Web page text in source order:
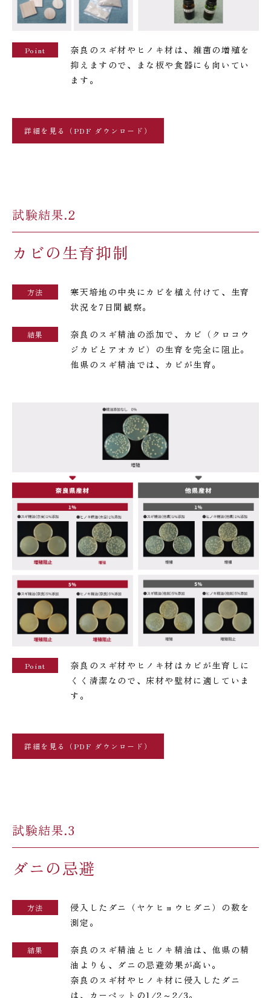
Point
奈良のスギ材やヒノキ材は、雑菌の増殖を
抑えますので、まな板や食器にも向いてい
ます。
詳細を見る（PDF ダウンロード）
試験結果.2
カビの生育抑制
方法
寒天培地の中央にカビを植え付けて、生育
状況を7日間観察。
結果
奈良のスギ精油の添加で、カビ（クロコウ
ジカビとアオカビ）の生育を完全に阻止。
他県のスギ精油では、カビが生育。
Point
奈良のスギ材やヒノキ材はカビが生育しに
くく清潔なので、床材や壁材に適していま
す。
詳細を見る（PDF ダウンロード）
試験結果.3
ダニの忌避
方法
侵入したダニ（ヤケヒョウヒダニ）の数を
測定。
結果
奈良のスギ精油とヒノキ精油は、他県の精
油よりも、ダニの忌避効果が高い。
奈良のスギ材やヒノキ材に侵入したダニ
は、カーペットの1/2～2/3。